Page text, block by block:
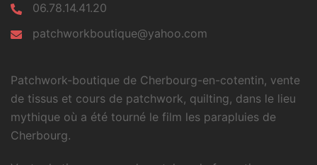
06.78.14.41.20
patchworkboutique@yahoo.com
Patchwork-boutique de Cherbourg-en-cotentin, vente
de tissus et cours de patchwork, quilting, dans le lieu
mythique où a été tourné le film les parapluies de
Cherbourg.